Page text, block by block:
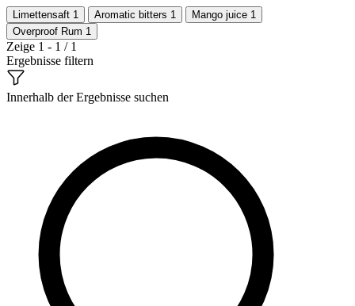
Limettensaft 1 Aromatic bitters 1 Mango juice 1
Overproof Rum 1
Zeige 1 - 1 / 1
Ergebnisse filtern
Innerhalb der Ergebnisse suchen